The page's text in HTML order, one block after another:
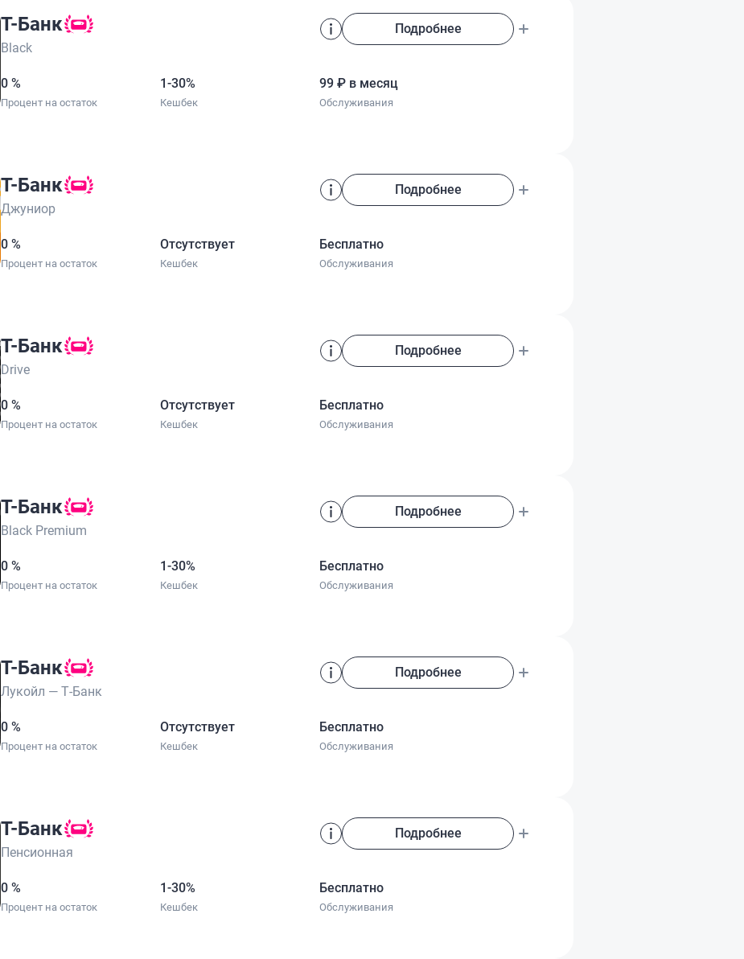
Т-Банк
Black
Подробнее
0 %
Процент на остаток
1-30%
Кешбек
99 ₽ в месяц
Обслуживания
Т-Банк
Джуниор
Подробнее
0 %
Процент на остаток
Отсутствует
Кешбек
Бесплатно
Обслуживания
Т-Банк
Drive
Подробнее
0 %
Процент на остаток
Отсутствует
Кешбек
Бесплатно
Обслуживания
Т-Банк
Black Premium
Подробнее
0 %
Процент на остаток
1-30%
Кешбек
Бесплатно
Обслуживания
Т-Банк
Лукойл — Т‑Банк
Подробнее
0 %
Процент на остаток
Отсутствует
Кешбек
Бесплатно
Обслуживания
Т-Банк
Пенсионная
Подробнее
0 %
Процент на остаток
1-30%
Кешбек
Бесплатно
Обслуживания